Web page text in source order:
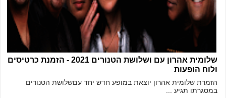
שלומית אהרון עם ושלושת הטנורים 2021 - הזמנת כרטיסים
ולוח הופעות
הזמרת שלומית אהרון יוצאת במופע חדש יחד עםשלושת הטנורים
במסגרתו תגיע ...